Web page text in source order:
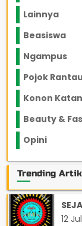
Lainnya
Beasiswa
Ngampus
Pojok Rantau
Konon
Beauty &
Opini
Trending
12